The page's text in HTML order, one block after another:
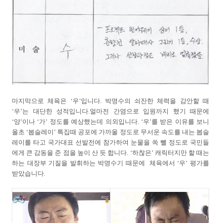
마지막으로 체육은 ‘우’입니다. 박명수의 쇠잔한 체력을 감안할 때
‘우’는 대단한 성적입니다.얼마전 간염으로 입원까지 했기 때문에
‘양’이나 ‘가’ 정도를 예상했는데 의외입니다. ‘우’를 받은 이유를 보니
올초 ‘봅슬레이’ 특집때 공포에 가까울 정도로 무서운 속도를 내는 봅슬
레이를 타고 국가대표 선발전에 참가하여 눈물을 쏙 뺄 정도로 국민들
에게 큰 감동을 준 점을 높이 산 듯 합니다. ‘하찮은’ 캐릭터지만 할 때는
하는 대장부 기질을 발휘하는 박명수기 때문에 체육에서 ‘우’ 평가를
받았습니다.